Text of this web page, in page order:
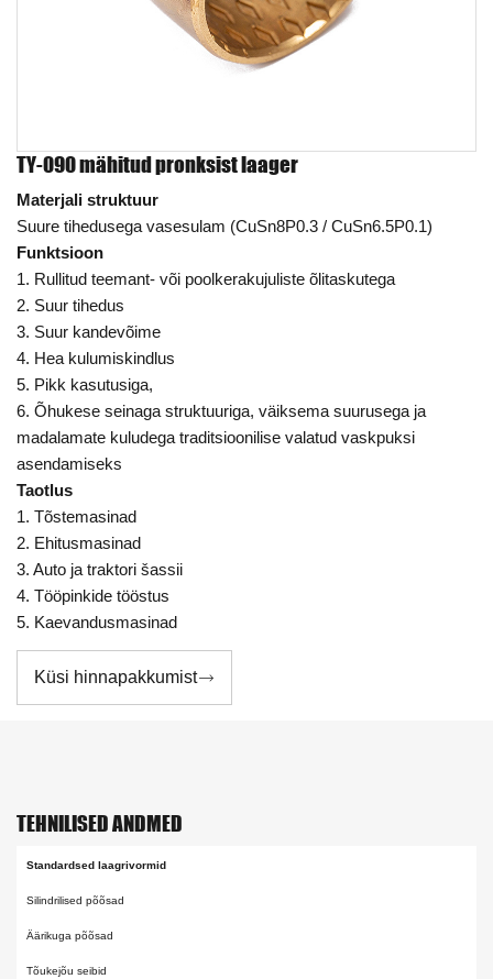
TY-090 mähitud pronksist laager
Materjali struktuur
Suure tihedusega vasesulam (CuSn8P0.3 / CuSn6.5P0.1)
Funktsioon
1. Rullitud teemant- või poolkerakujuliste õlitaskutega
2. Suur tihedus
3. Suur kandevõime
4. Hea kulumiskindlus
5. Pikk kasutusiga,
6. Õhukese seinaga struktuuriga, väiksema suurusega ja
madalamate kuludega traditsioonilise valatud vaskpuksi
asendamiseks
Taotlus
1. Tõstemasinad
2. Ehitusmasinad
3. Auto ja traktori šassii
4. Tööpinkide tööstus
5. Kaevandusmasinad
Küsi hinnapakkumist
TEHNILISED ANDMED
Standardsed laagrivormid
Silindrilised põõsad
Äärikuga põõsad
Tõukejõu seibid